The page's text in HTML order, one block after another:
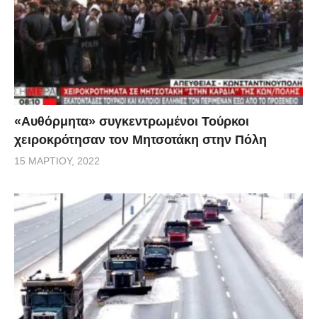
«Αυθόρμητα» συγκεντρωμένοι Τούρκοι
χειροκρότησαν τον Μητσοτάκη στην Πόλη
15 ΜΑΡΤΊΟΥ, 2022